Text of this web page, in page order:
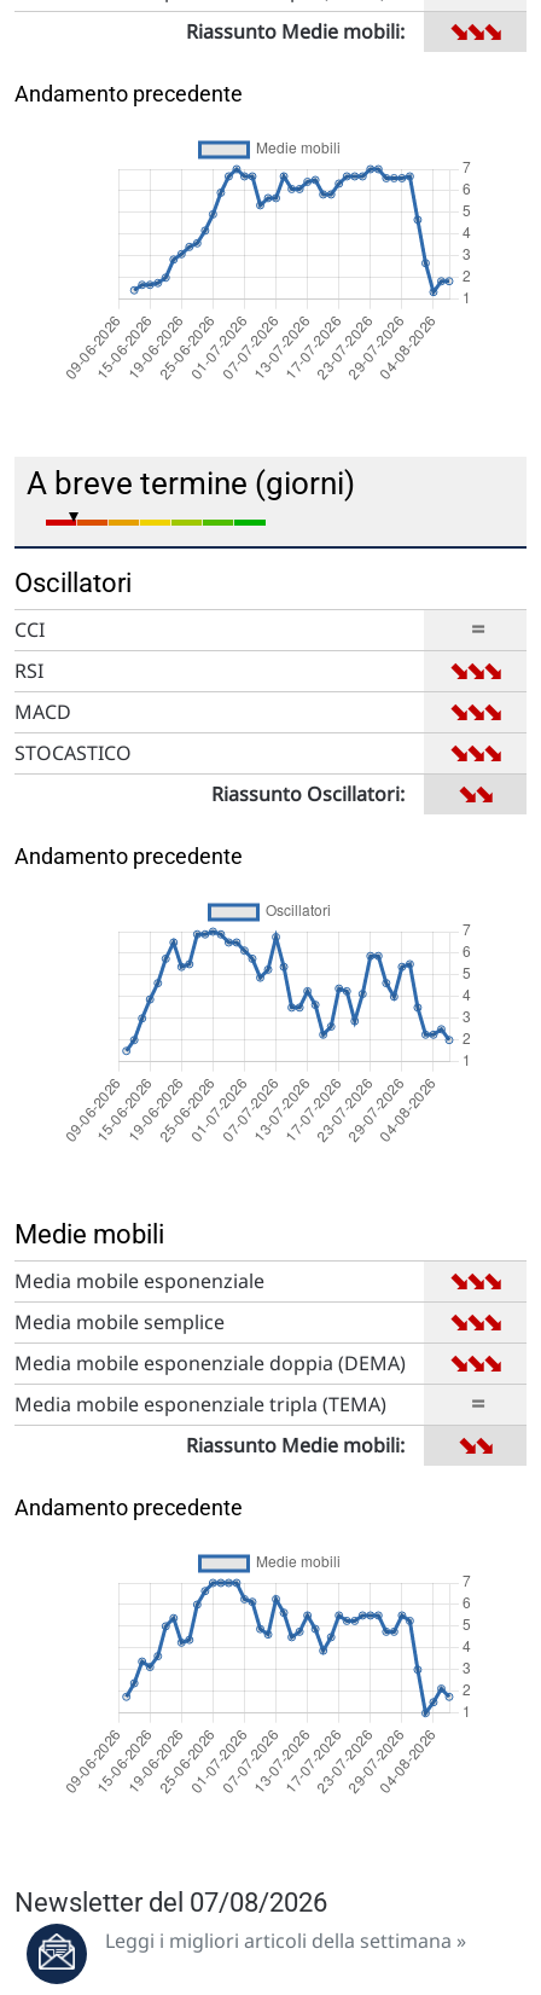
Riassunto Medie mobili: ➡
➡
➡
Andamento precedente
A breve termine (giorni)
Oscillatori
CCI =
RSI ➡
➡
➡
MACD ➡
➡
➡
STOCASTICO ➡
➡
➡
Riassunto Oscillatori: ➡
➡
Andamento precedente
Medie mobili
Media mobile esponenziale ➡
➡
➡
Media mobile semplice ➡
➡
➡
Media mobile esponenziale doppia (DEMA) ➡
➡
➡
Media mobile esponenziale tripla (TEMA) =
Riassunto Medie mobili: ➡
➡
Andamento precedente
Newsletter del 07/08/2026
Leggi i migliori articoli della settimana »